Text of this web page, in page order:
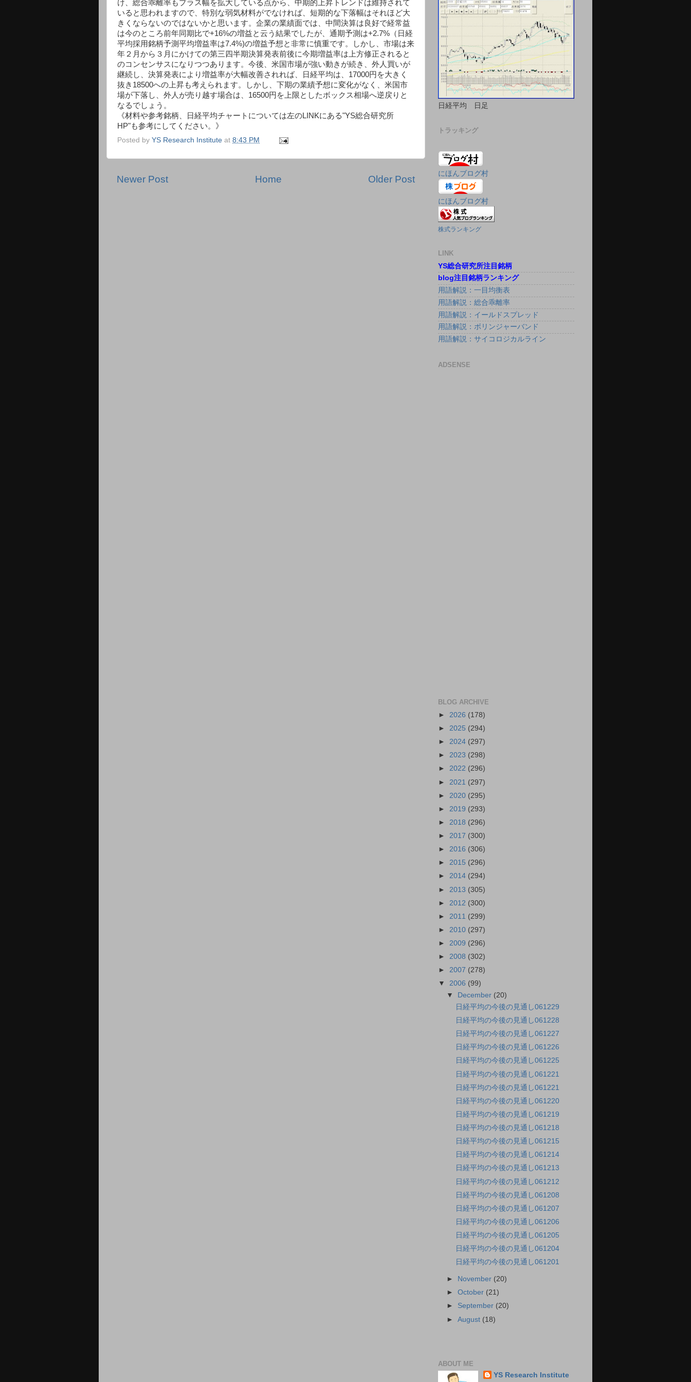
け、総合乖離率もプラス幅を拡大している点から、中期的上昇トレンドは維持されて
いると思われますので、特別な弱気材料がでなければ、短期的な下落幅はそれほど大
きくならないのではないかと思います。企業の業績面では、中間決算は良好で経常益
は今のところ前年同期比で+16%の増益と云う結果でしたが、通期予測は+2.7%（日経
平均採用銘柄予測平均増益率は7.4%)の増益予想と非常に慎重です。しかし、市場は来
年２月から３月にかけての第三四半期決算発表前後に今期増益率は上方修正されると
のコンセンサスになりつつあります。今後、米国市場が強い動きが続き、外人買いが
継続し、決算発表により増益率が大幅改善されれば、日経平均は、17000円を大きく
抜き18500への上昇も考えられます。しかし、下期の業績予想に変化がなく、米国市
場が下落し、外人が売り越す場合は、16500円を上限としたボックス相場へ逆戻りと
なるでしょう。
《材料や参考銘柄、日経平均チャートについては左のLINKにある"YS総合研究所
HP"も参考にしてください。》
Posted by YS Research Institute at 8:43 PM
Newer Post Older Post
Home
日経平均 日足
トラッキング
にほんブログ村
にほんブログ村
株式ランキング
LINK
YS総合研究所注目銘柄
blog注目銘柄ランキング
用語解説：一目均衡表
用語解説：総合乖離率
用語解説：イールドスプレッド
用語解説：ボリンジャーバンド
用語解説：サイコロジカルライン
ADSENSE
BLOG ARCHIVE
► 2026 (178)
► 2025 (294)
► 2024 (297)
► 2023 (298)
► 2022 (296)
► 2021 (297)
► 2020 (295)
► 2019 (293)
► 2018 (296)
► 2017 (300)
► 2016 (306)
► 2015 (296)
► 2014 (294)
► 2013 (305)
► 2012 (300)
► 2011 (299)
► 2010 (297)
► 2009 (296)
► 2008 (302)
► 2007 (278)
▼ 2006 (99)
▼
December (20)
日経平均の今後の見通し061229
日経平均の今後の見通し061228
日経平均の今後の見通し061227
日経平均の今後の見通し061226
日経平均の今後の見通し061225
日経平均の今後の見通し061221
日経平均の今後の見通し061221
日経平均の今後の見通し061220
日経平均の今後の見通し061219
日経平均の今後の見通し061218
日経平均の今後の見通し061215
日経平均の今後の見通し061214
日経平均の今後の見通し061213
日経平均の今後の見通し061212
日経平均の今後の見通し061208
日経平均の今後の見通し061207
日経平均の今後の見通し061206
日経平均の今後の見通し061205
日経平均の今後の見通し061204
日経平均の今後の見通し061201
► November (20)
►October (21)
► September (20)
►August (18)
ABOUT ME
YS Research Institute